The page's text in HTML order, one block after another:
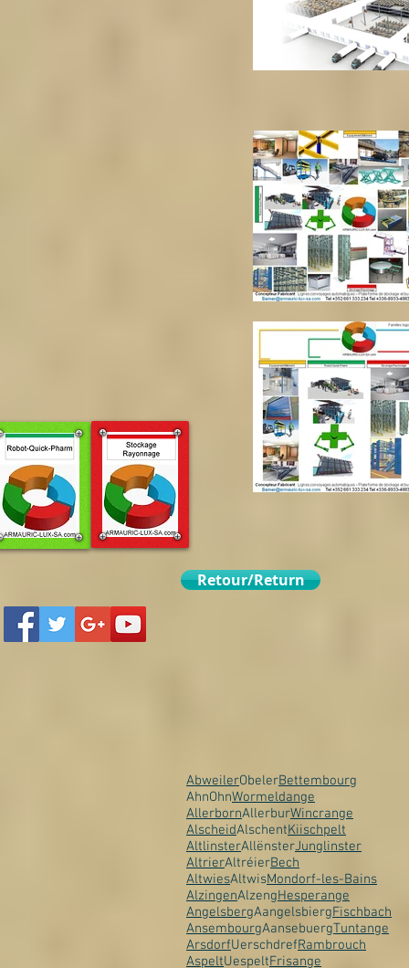
Retour/Return
AbweilerObelerBettembourg
AhnOhnWormeldange
AllerbornAllerburWincrange
AlscheidAlschentKiischpelt
AltlinsterAllënsterJunglinster
AltrierAltréierBech
AltwiesAltwisMondorf-les-Bains
AlzingenAlzengHesperange
AngelsbergAangelsbiergFischbach
AnsembourgAansebuergTuntange
ArsdorfUerschdrefRambrouch
AspeltUespeltFrisange